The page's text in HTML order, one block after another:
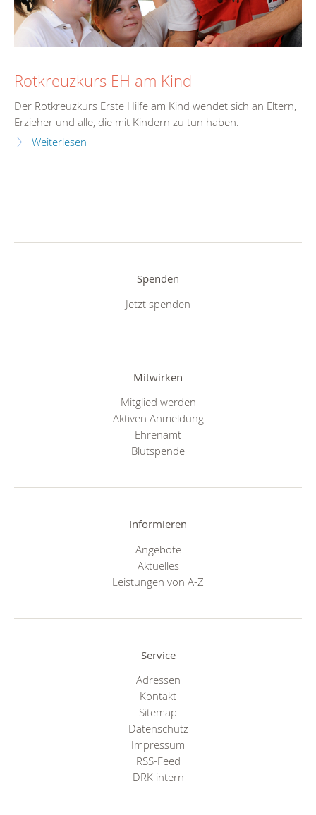
Rotkreuzkurs EH am Kind
Der Rotkreuzkurs Erste Hilfe am Kind wendet sich an Eltern,
Erzieher und alle, die mit Kindern zu tun haben.
Weiterlesen
Spenden
Jetzt spenden
Mitwirken
Mitglied werden
Aktiven Anmeldung
Ehrenamt
Blutspende
Informieren
Angebote
Aktuelles
Leistungen von A-Z
Service
Adressen
Kontakt
Sitemap
Datenschutz
Impressum
RSS-Feed
DRK intern